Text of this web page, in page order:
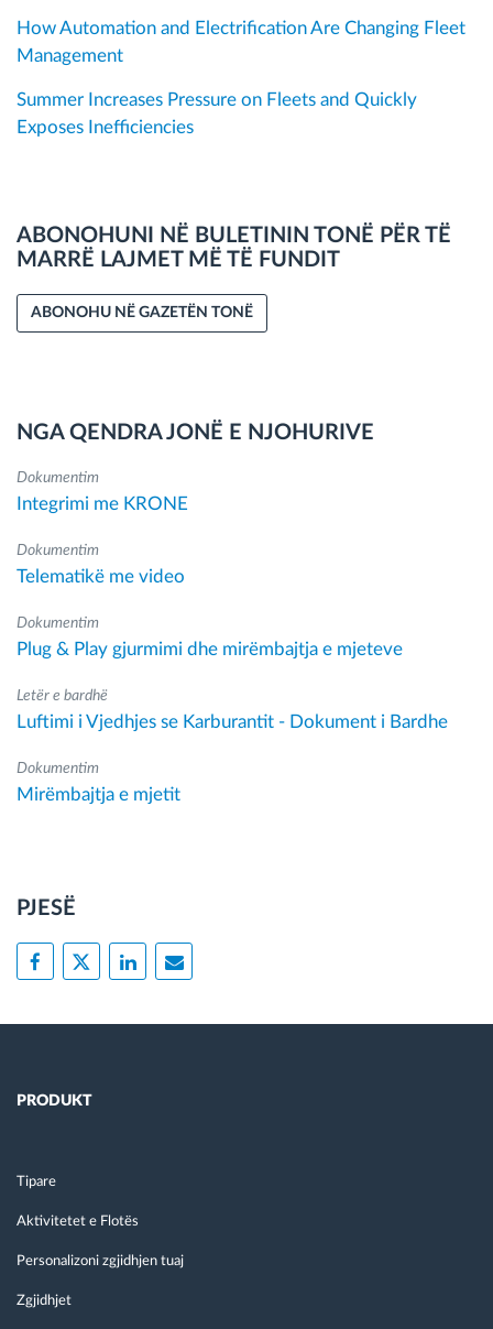
How Automation and Electrification Are Changing Fleet
Management
Summer Increases Pressure on Fleets and Quickly
Exposes Inefficiencies
ABONOHUNI NË BULETININ TONË PËR TË
MARRË LAJMET MË TË FUNDIT
ABONOHU NË GAZETËN TONË
NGA QENDRA JONË E NJOHURIVE
Dokumentim
Integrimi me KRONE
Dokumentim
Telematikë me video
Dokumentim
Plug & Play gjurmimi dhe mirëmbajtja e mjeteve
Letër e bardhë
Luftimi i Vjedhjes se Karburantit - Dokument i Bardhe
Dokumentim
Mirëmbajtja e mjetit
PJESË
PRODUKT
Tipare
Aktivitetet e Flotës
Personalizoni zgjidhjen tuaj
Zgjidhjet